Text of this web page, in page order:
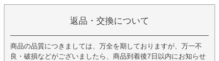
返品・交換について
商品の品質につきましては、万全を期しておりますが、万一不
良・破損などがございましたら、商品到着後7日以内にお知らせ